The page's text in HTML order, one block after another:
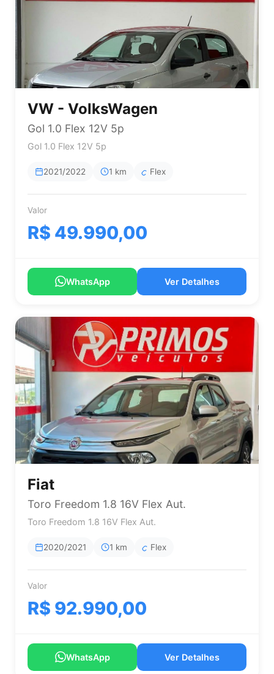
VW - VolksWagen
Gol 1.0 Flex 12V 5p
Gol 1.0 Flex 12V 5p
2021/2022 1 km Flex
Valor
R$ 49.990,00
WhatsApp Ver Detalhes
Fiat
Toro Freedom 1.8 16V Flex Aut.
Toro Freedom 1.8 16V Flex Aut.
2020/2021 1 km Flex
Valor
R$ 92.990,00
WhatsApp Ver Detalhes